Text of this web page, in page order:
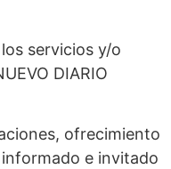
servicios y/o
DIARIO
ofrecimiento
e invitado